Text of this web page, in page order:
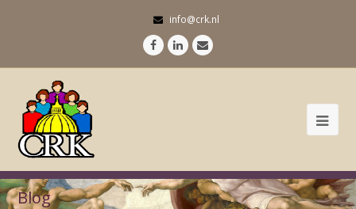
info@crk.nl
Facebook
LinkedIn
E-
mail
Blog